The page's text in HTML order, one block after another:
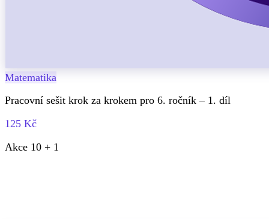
Matematika
Pracovní sešit krok za krokem pro 6. ročník – 1. díl
125 Kč
Akce 10 + 1